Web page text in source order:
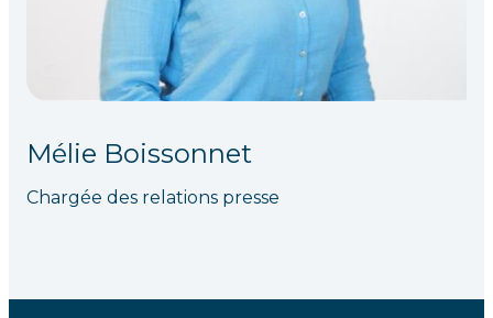
Mélie Boissonnet
Chargée des relations presse